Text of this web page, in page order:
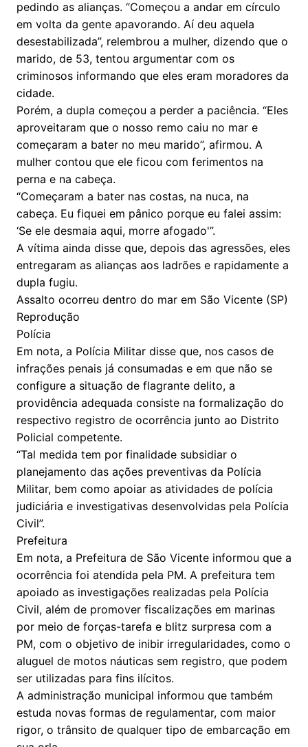
pedindo as alianças. “Começou a andar em círculo
em volta da gente apavorando. Aí deu aquela
desestabilizada”, relembrou a mulher, dizendo que o
marido, de 53, tentou argumentar com os
criminosos informando que eles eram moradores da
cidade.
Porém, a dupla começou a perder a paciência. “Eles
aproveitaram que o nosso remo caiu no mar e
começaram a bater no meu marido”, afirmou. A
mulher contou que ele ficou com ferimentos na
perna e na cabeça.
“Começaram a bater nas costas, na nuca, na
cabeça. Eu fiquei em pânico porque eu falei assim:
‘Se ele desmaia aqui, morre afogado'”.
A vítima ainda disse que, depois das agressões, eles
entregaram as alianças aos ladrões e rapidamente a
dupla fugiu.
Assalto ocorreu dentro do mar em São Vicente (SP)
Reprodução
Polícia
Em nota, a Polícia Militar disse que, nos casos de
infrações penais já consumadas e em que não se
configure a situação de flagrante delito, a
providência adequada consiste na formalização do
respectivo registro de ocorrência junto ao Distrito
Policial competente.
“Tal medida tem por finalidade subsidiar o
planejamento das ações preventivas da Polícia
Militar, bem como apoiar as atividades de polícia
judiciária e investigativas desenvolvidas pela Polícia
Civil”.
Prefeitura
Em nota, a Prefeitura de São Vicente informou que a
ocorrência foi atendida pela PM. A prefeitura tem
apoiado as investigações realizadas pela Polícia
Civil, além de promover fiscalizações em marinas
por meio de forças-tarefa e blitz surpresa com a
PM, com o objetivo de inibir irregularidades, como o
aluguel de motos náuticas sem registro, que podem
ser utilizadas para fins ilícitos.
A administração municipal informou que também
estuda novas formas de regulamentar, com maior
rigor, o trânsito de qualquer tipo de embarcação em